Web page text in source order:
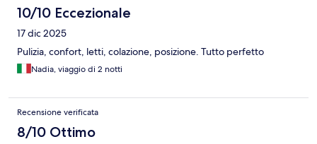
10/10 Eccezionale
17 dic 2025
Pulizia, confort, letti, colazione, posizione. Tutto perfetto
Nadia, viaggio di 2 notti
Recensione verificata
8/10 Ottimo